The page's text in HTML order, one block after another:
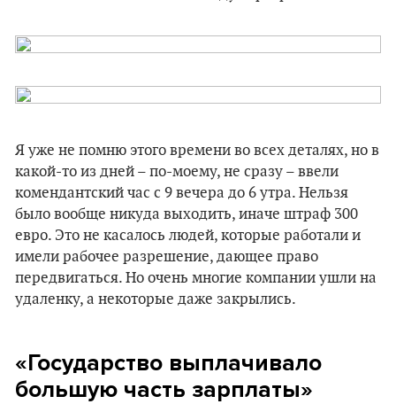
Я уже не помню этого времени во всех деталях, но в
какой-то из дней – по-моему, не сразу – ввели
комендантский час с 9 вечера до 6 утра. Нельзя
было вообще никуда выходить, иначе штраф 300
евро. Это не касалось людей, которые работали и
имели рабочее разрешение, дающее право
передвигаться. Но очень многие компании ушли на
удаленку, а некоторые даже закрылись.
«Государство выплачивало
большую часть зарплаты»